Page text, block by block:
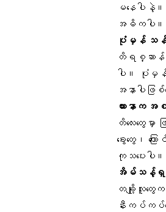
မနေပါနဲ့။
အဓိကပါ။
ပုံမှန် သန်ခ
တိရစ္ဆာန် တွ
ပါ။ ပုံမှန်
အနာပါဖ
ယားနာက
တိလေးတွေမှာ
ခွေးတွေ၊
ကုသပေးပါ
အိမ်သန့်ရှင်
တချို့လူတွေ
နီးကပ်ကပ်